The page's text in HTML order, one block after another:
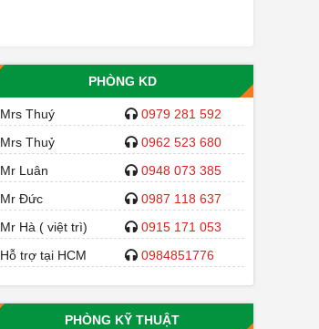
PHÒNG KD
Mrs Thuý
0979 281 592
Mrs Thuỷ
0962 523 680
Mr Luân
0948 073 385
Mr Đức
0987 118 637
Mr Hà ( việt trì)
0915 171 053
Hỗ trợ tại HCM
0984851776
PHÒNG KỸ THUẬT